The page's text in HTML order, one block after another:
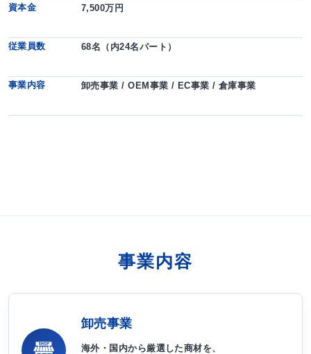
資本金 7,500万円
従業員数 68名（内24名パート）
事業内容 卸売事業 / OEM事業 / EC事業 / 倉庫事業
事業内容
卸売事業
海外・国内から厳選した商材を、